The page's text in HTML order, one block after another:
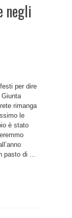
negli
per dire
Giunta
rimanga
le
è stato
pasto di ...